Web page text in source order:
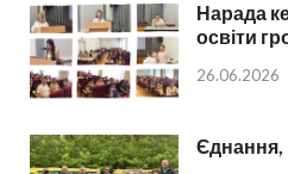
Нарада
освіти
26.06.2026
Єднання,